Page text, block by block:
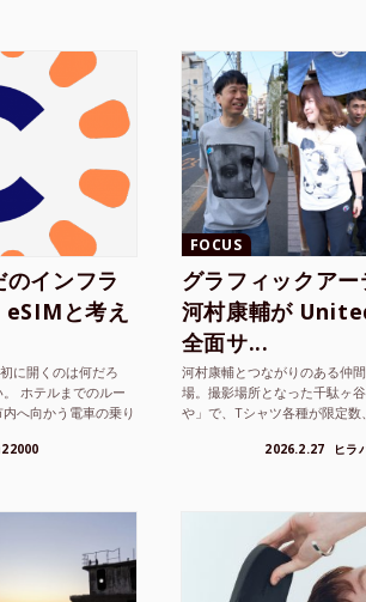
インフラ
と考え
に開くのは何だろ
ホテルまでのルー
へ向かう電車の乗り
FOCUS
グラフィックア
河村康輔が
全面サ...
河村康輔とつながりのある仲
場。撮影場所となった千駄ヶ
や」で、Tシャツ各種が限定
2026.2.27 ヒラ